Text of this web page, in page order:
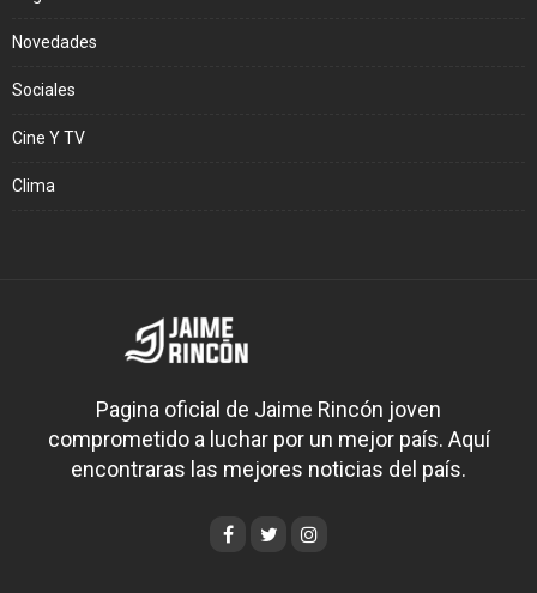
Novedades
Sociales
Cine Y TV
Clima
Pagina oficial de Jaime Rincón joven
comprometido a luchar por un mejor país. Aquí
encontraras las mejores noticias del país.